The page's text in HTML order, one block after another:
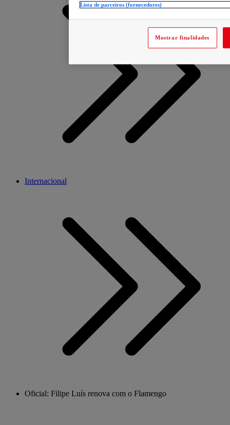
Internacional
Oficial: Filipe Luís renova com o Flamengo
Lista de parceiros (fornecedores)
Mostrar finalidades